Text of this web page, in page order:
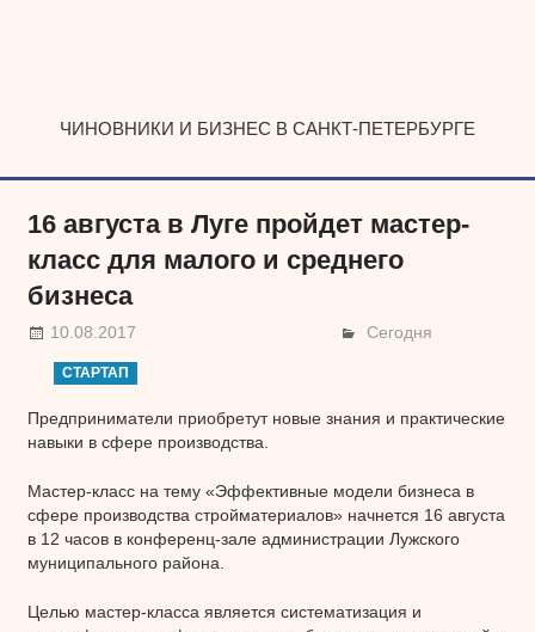
ЧИНОВНИКИ И БИЗНЕС В САНКТ-ПЕТЕРБУРГЕ
16 августа в Луге пройдет мастер-
класс для малого и среднего
бизнеса
10.08.2017 Сегодня
СТАРТАП
Предприниматели приобретут новые знания и практические
навыки в сфере производства.
Мастер-класс на тему «Эффективные модели бизнеса в
сфере производства стройматериалов» начнется 16 августа
в 12 часов в конференц-зале администрации Лужского
муниципального района.
Целью мастер-класса является систематизация и